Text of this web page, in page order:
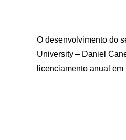
O desenvolvimento do
University – Daniel
licenciamento anual